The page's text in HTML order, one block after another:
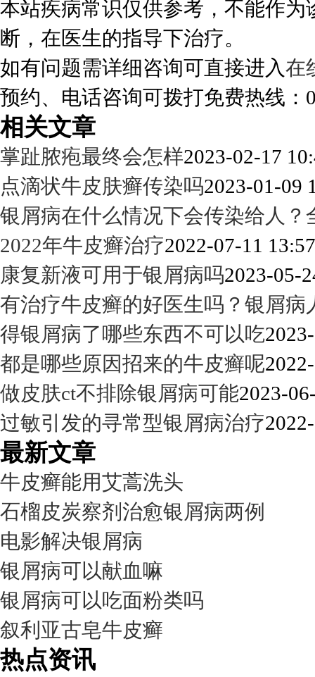
本站疾病常识仅供参考，不能作
断，在医生的指导下治疗。
如有问题需详细咨询可直接进入在
预约、电话咨询可拨打免费热线：
相关文章
掌趾脓疱最终会怎样2023-02-17
点滴状牛皮肤癣传染吗2023-01-09
银屑病在什么情况下会传染给人？
2022年牛皮癣治疗2022-07-11
康复新液可用于银屑病吗2023-05-
有治疗牛皮癣的好医生吗？银屑病
得银屑病了哪些东西不可以吃
都是哪些原因招来的牛皮癣呢
做皮肤ct不排除银屑病可能2023-
过敏引发的寻常型银屑病治疗
最新文章
牛皮癣能用艾蒿洗头
石榴皮炭察剂治愈银屑病两例
电影解决银屑病
银屑病可以献血嘛
银屑病可以吃面粉类吗
叙利亚古皂牛皮癣
热点资讯